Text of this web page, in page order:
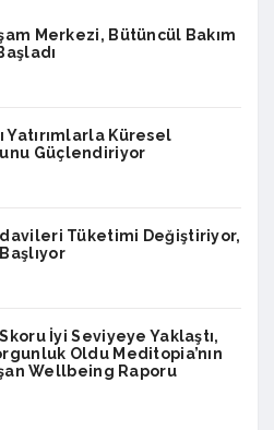
Merkezi, Bütüncül Bakım
Yatırımlarla Küresel
Güçlendiriyor
Tüketimi Değiştiriyor,
İyi Seviyeye Yaklaştı,
Oldu Meditopia’nın
Wellbeing Raporu